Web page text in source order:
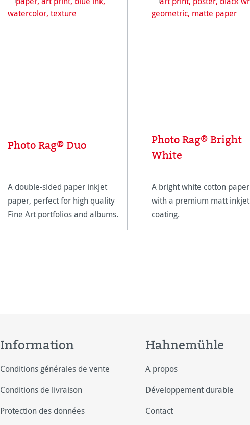
Photo Rag® Duo
A double-sided paper inkjet
paper, perfect for high quality
Fine Art portfolios and albums.
Photo Rag® Bright
White
A bright white cotton paper
with a premium matt inkjet
coating.
Information
Conditions générales de vente
Conditions de livraison
Protection des données
Hahnemühle
A propos
Développement durable
Contact